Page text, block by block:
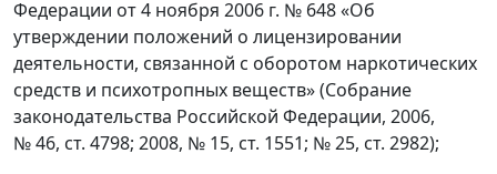
Федерации от 4 ноября 2006 г. № 648 «Об
утверждении положений о лицензировании
деятельности, связанной с оборотом наркотических
средств и психотропных веществ» (Собрание
законодательства Российской Федерации, 2006,
№ 46, ст. 4798; 2008, № 15, ст. 1551; № 25, ст. 2982);